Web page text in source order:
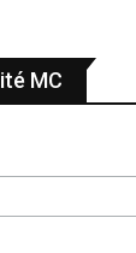
MC